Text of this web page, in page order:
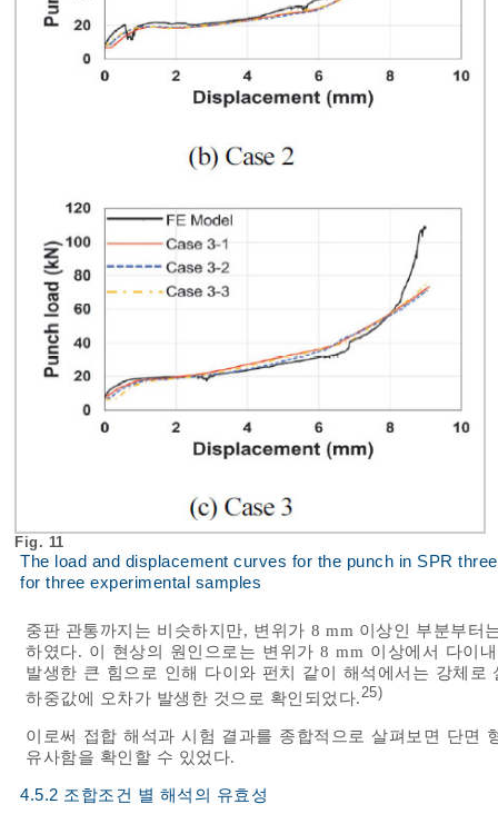
Fig. 11
The load and displacement curves for the punch in SPR
for three experimental samples
중판 관통까지는 비슷하지만, 변위가 8 mm 이상인 부분부
하였다. 이 현상의 원인으로는 변위가 8 mm 이상에서 다이
발생한 큰 힘으로 인해 다이와 펀치 같이 해석에서는 강체
하중값에 오차가 발생한 것으로 확인되었다.25)
이로써 접합 해석과 시험 결과를 종합적으로 살펴보면 단면
유사함을 확인할 수 있었다.
4.5.2 조합조건 별 해석의 유효성